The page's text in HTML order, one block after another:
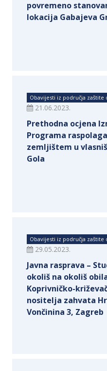
povremeno
lokacija Gabajeva
Obavijesti iz područja zaštite
21.06.2023.
Prethodna ocjena
Programa
zemljištem u
Gola
Obavijesti iz područja zaštite
29.05.2023.
Javna rasprava –
okoliš na okoliš
Koprivničko-
nositelja zahvata
Vončinina 3, Zagreb